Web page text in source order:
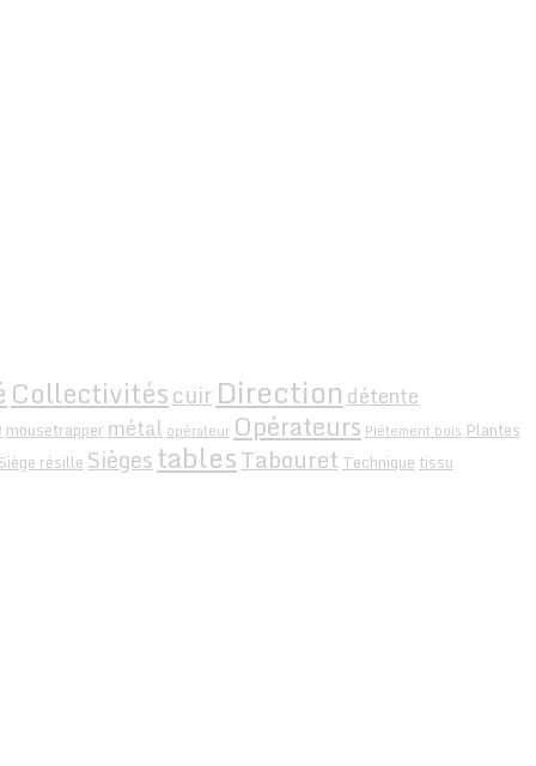
Collectivitéscuir Direction détente
mousetrapper métal opérateur Opérateurs Piétement bois Plantes
résille SiègestablesTabouret Technique tissu